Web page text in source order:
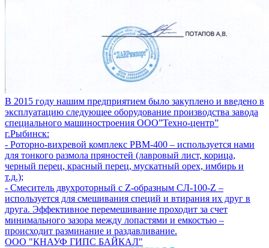
В 2015 году нашим предприятием было закуплено и введено в
эксплуатацию следующее оборудование производства завода
специального машиностроения ООО”Техно-центр”
г.Рыбинск:
- Роторно-вихревой комплекс РВМ-400 – используется нами
для тонкого размола пряностей (лавровый лист, корица,
черный перец, красный перец, мускатный орех, имбирь и
т.д.);
- Смеситель двухроторный с Z-образным СЛ-100-Z –
используется для смешивания специй и втирания их друг в
друга. Эффективное перемешивание проходит за счет
минимального зазора между лопастями и емкостью –
происходит разминание и раздавливание.
ООО "КНАУФ ГИПС БАЙКАЛ"